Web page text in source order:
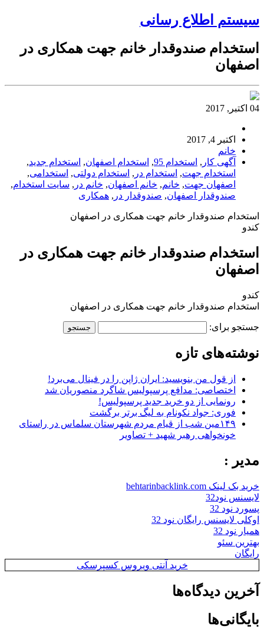
سیستم اطلاع رسانی
استخدام صندوقدار خانم جهت همکاری در
اصفهان
04 اکتبر, 2017
اکتبر 4, 2017
خانم
آگهی کار , استخدام 95 , استخدام اصفهان, استخدام جدید,
استخدام جهت, استخدام در , استخدام دولتی, استخدامی,
اصفهان جهت, خانم, خانم اصفهان, خانم در , سایت استخدام,
صندوقدار اصفهان, صندوقدار در , همکاری
استخدام صندوقدار خانم جهت همکاری در اصفهان
کندو
استخدام صندوقدار خانم جهت همکاری در
اصفهان
کندو
استخدام صندوقدار خانم جهت همکاری در اصفهان
جستجو برای:
نوشته‌های تازه
از قول من بنویسید: ایران ژاپن را در فینال می‌برد!
اختصاصی: مدافع پرسپولیس شاگرد منصوریان شد
رونمایی از دو خرید جدید پرسپولیس!
فوری: جواد نکونام به لیگ برتر برگشت
۱۴۹مین شب از قیام مردم شهرستان سلماس در راستای
خونخواهی رهبر شهید + تصاویر
مدیر :
خرید بک لینک behtarinbacklink.com
لایسنس نود32
پسورد نود 32
اوکلی لایسنس رایگان نود 32
همیار نود 32
بهترین سئو
رایگان
خرید آنتی ویروس کسپرسکی
آخرین دیدگاه‌ها
بایگانی‌ها